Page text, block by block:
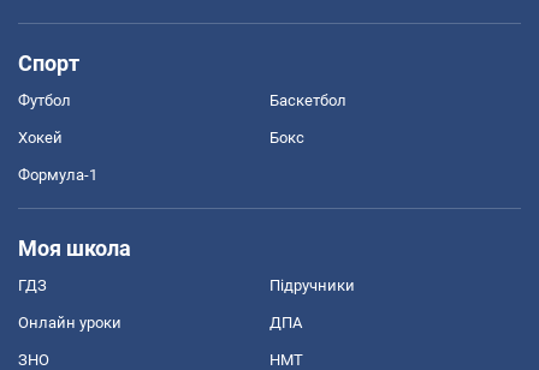
Спорт
Футбол Баскетбол
Хокей Бокс
Формула-1
Моя школа
ГДЗ Підручники
Онлайн уроки ДПА
ЗНО НМТ